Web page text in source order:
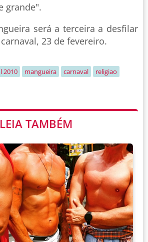
grande".
será a terceira a desfilar
23 de fevereiro.
2010 mangueira carnaval religiao
LEIA TAMBÉM